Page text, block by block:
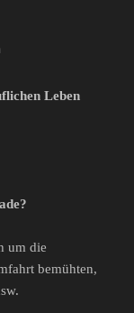
Leben
um die
bemühten,